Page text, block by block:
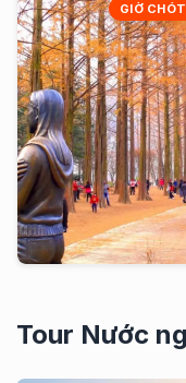
GIỜ CHÓT
Tour Nước